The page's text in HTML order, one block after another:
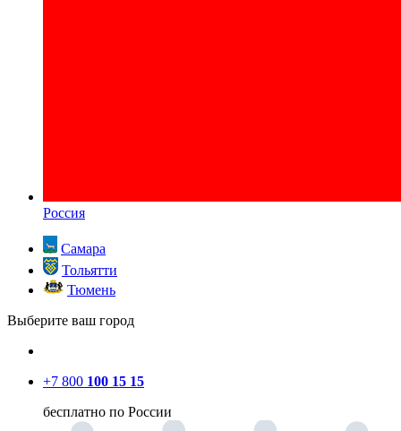
Россия
Самара
Тольятти
Тюмень
Выберите ваш город
+7 800 100 15 15
бесплатно по России